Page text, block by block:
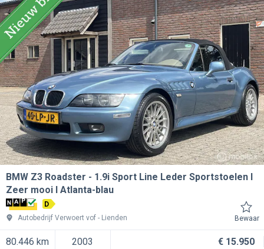
BMW Z3 Roadster
1.9i Sport Line Leder Sportstoelen l
Zeer mooi l Atlanta-blau
D
Autobedrijf Verwoert vof
Lienden Bewaar
80.446 km 2003 € 15.950